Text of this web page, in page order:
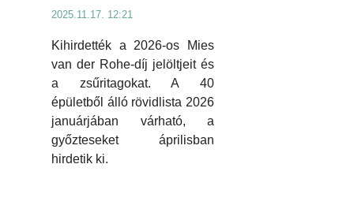
2025.11.17. 12:21
Kihirdették a 2026-os Mies
van der Rohe-díj jelöltjeit és
a zsűritagokat. A 40
épületből álló rövidlista 2026
januárjában várható, a
győzteseket áprilisban
hirdetik ki.